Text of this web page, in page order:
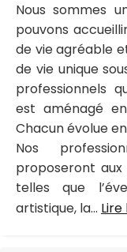
Nous sommes
pouvons
de vie agréable
de vie unique
professionnels
est aménagé
Chacun évolue
Nos
proposeront
telles que
artistique, la...